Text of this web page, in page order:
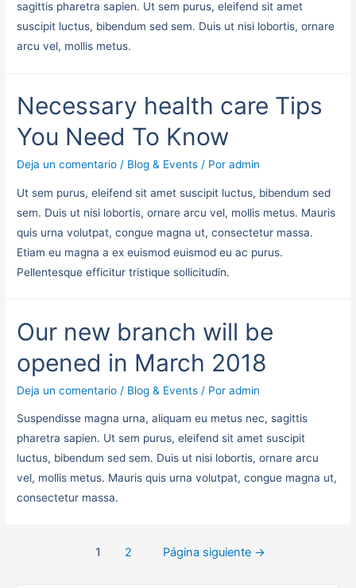
sagittis pharetra sapien. Ut sem purus, eleifend sit amet
suscipit luctus, bibendum sed sem. Duis ut nisi lobortis, ornare
arcu vel, mollis metus.
Necessary health care Tips
You Need To Know
Deja un comentario / Blog & Events / Poradmin
Ut sem purus, eleifend sit amet suscipit luctus, bibendum sed
sem. Duis ut nisi lobortis, ornare arcu vel, mollis metus. Mauris
quis urna volutpat, congue magna ut, consectetur massa.
Etiam eu magna a ex euismod euismod eu ac purus.
Pellentesque efficitur tristique sollicitudin.
Our new branch will be
opened in March 2018
Deja un comentario / Blog & Events / Poradmin
Suspendisse magna urna, aliquam eu metus nec, sagittis
pharetra sapien. Ut sem purus, eleifend sit amet suscipit
luctus, bibendum sed sem. Duis ut nisi lobortis, ornare arcu
vel, mollis metus. Mauris quis urna volutpat, congue magna ut,
consectetur massa.
Navegación
1 2 Página siguiente →